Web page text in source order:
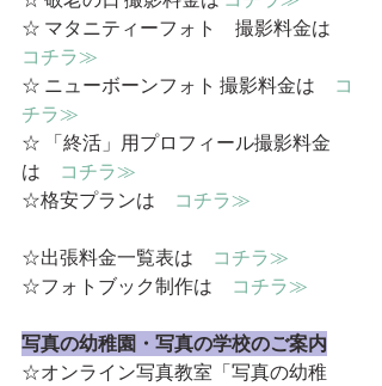
☆ マタニティーフォト　撮影料金は
コチラ≫
☆ ニューボーンフォト 撮影料金は コ
チラ≫
☆ 「終活」用プロフィール撮影料金
は コチラ≫
☆格安プランは コチラ≫
☆出張料金一覧表は コチラ≫
☆フォトブック制作は コチラ≫
写真の幼稚園・写真の学校のご案内
☆オンライン写真教室「写真の幼稚